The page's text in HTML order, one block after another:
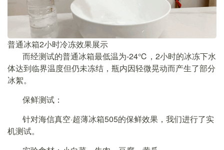
普通冰箱2小时冷冻效果展示
而经测试的普通冰箱最低温为-24℃，2小时的冰冻下水
体达到临界温度但仍未冻结，瓶内因轻微晃动而产生了部分
冰絮。
保鲜测试：
针对海信真空·超薄冰箱505的保鲜效果，我们进行了实
机测试。